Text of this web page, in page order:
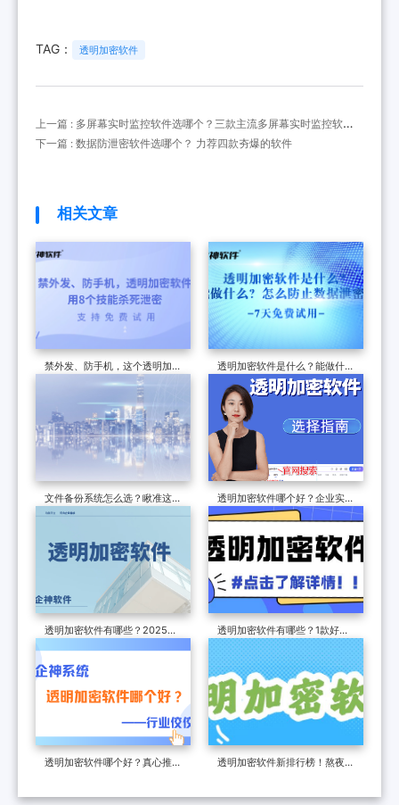
TAG： 透明加密软件
上一篇 : 多屏幕实时监控软件选哪个？三款主流多屏幕实时监控软件
对比
下一篇 : 数据防泄密软件选哪个？ 力荐四款夯爆的软件
相关文章
禁外发、防手机，这个透明加密
软件，用8个技能杀死泄密
透明加密软件是什么？能做什
么？怎么防止数据泄密？
文件备份系统怎么选？瞅准这三
大核心功能，不愁选不对文件备
透明加密软件哪个好？企业实
测，这款透明加密软件适配全格
透明加密软件有哪些？2025年
用！
透明加密软件有哪些？1款好用
的透明加密软件分享来了！
透明加密软件哪个好？真心推荐
集！
透明加密软件新排行榜！熬夜整